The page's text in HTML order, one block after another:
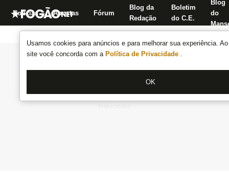
Usamos cookies para anúncios e para melhorar sua experiência.
site você concorda com a Política de Privacidade .
OK
Notícias Apostas Fórum
Blog da
Redação
Boletim
do C.E.
Blog
do